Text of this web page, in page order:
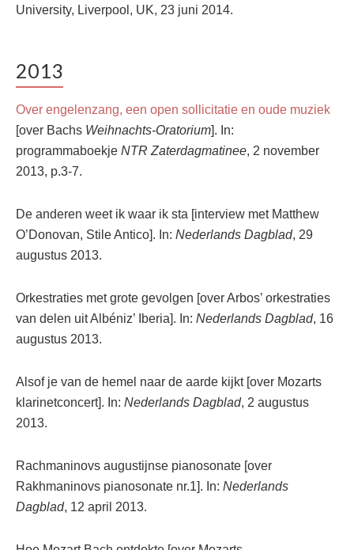
University, Liverpool, UK, 23 juni 2014.
2013
Over engelenzang, een open sollicitatie en oude muziek
[over Bachs Weihnachts-Oratorium]. In:
programmaboekje NTR Zaterdagmatinee, 2 november
2013, p.3-7.
De anderen weet ik waar ik sta [interview met Matthew
O’Donovan, Stile Antico]. In: Nederlands Dagblad, 29
augustus 2013.
Orkestraties met grote gevolgen [over Arbos’ orkestraties
van delen uit Albéniz’ Iberia]. In: Nederlands Dagblad, 16
augustus 2013.
Alsof je van de hemel naar de aarde kijkt [over Mozarts
klarinetconcert]. In: Nederlands Dagblad, 2 augustus
2013.
Rachmaninovs augustijnse pianosonate [over
Rakhmaninovs pianosonate nr.1]. In: Nederlands
Dagblad, 12 april 2013.